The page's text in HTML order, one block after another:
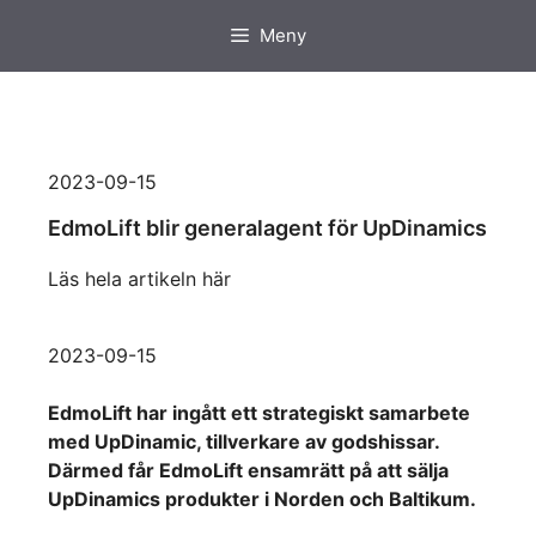
innehåll
Meny
2023-09-15
EdmoLift blir generalagent för UpDinamics
Läs hela artikeln här
2023-09-15
EdmoLift har ingått ett strategiskt samarbete
med UpDinamic, tillverkare av godshissar.
Därmed får EdmoLift ensamrätt på att sälja
UpDinamics produkter i Norden och Baltikum.